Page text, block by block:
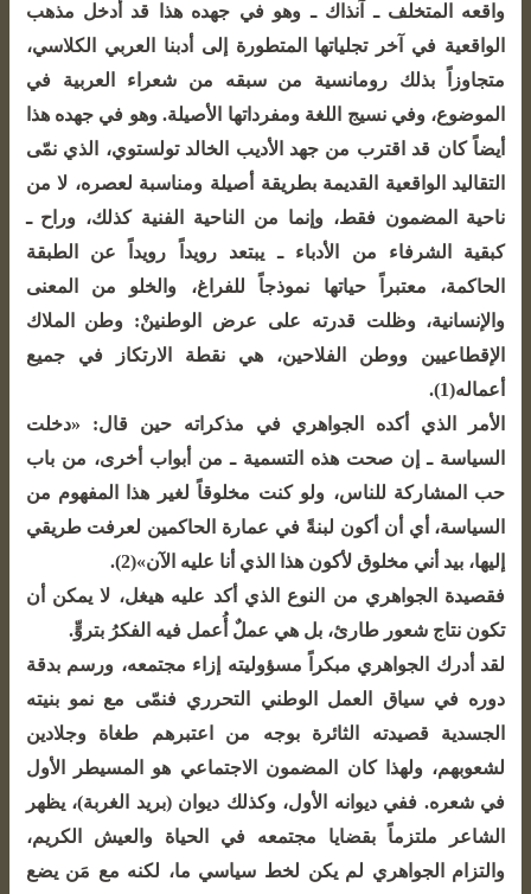
واقعه المتخلف ـ آنذاك ـ وهو في جهده هذا قد أدخل مذهب
الواقعية في آخر تجلياتها المتطورة إلى أدبنا العربي الكلاسي،
متجاوزاً بذلك رومانسية من سبقه من شعراء العربية في
الموضوع، وفي نسيج اللغة ومفرداتها الأصيلة. وهو في جهده هذا
أيضاً كان قد اقترب من جهد الأديب الخالد تولستوي، الذي نمّى
التقاليد الواقعية القديمة بطريقة أصيلة ومناسبة لعصره، لا من
ناحية المضمون فقط، وإنما من الناحية الفنية كذلك، وراح ـ
كبقية الشرفاء من الأدباء ـ يبتعد رويداً رويداً عن الطبقة
الحاكمة، معتبراً حياتها نموذجاً للفراغ، والخلو من المعنى
والإنسانية، وظلت قدرته على عرض الوطنينْ: وطن الملاك
الإقطاعيين ووطن الفلاحين، هي نقطة الارتكاز في جميع
أعماله(1).
الأمر الذي أكده الجواهري في مذكراته حين قال: «دخلت
السياسة ـ إن صحت هذه التسمية ـ من أبواب أخرى، من باب
حب المشاركة للناس، ولو كنت مخلوقاً لغير هذا المفهوم من
السياسة، أي أن أكون لبنةً في عمارة الحاكمين لعرفت طريقي
إليها، بيد أني مخلوق لأكون هذا الذي أنا عليه الآن»(2).
فقصيدة الجواهري من النوع الذي أكد عليه هيغل، لا يمكن أن
تكون نتاج شعور طارئ، بل هي عملٌ أُعمل فيه الفكرُ بتروٍّ.
لقد أدرك الجواهري مبكراً مسؤوليته إزاء مجتمعه، ورسم بدقة
دوره في سياق العمل الوطني التحرري فنمّى مع نمو بنيته
الجسدية قصيدته الثائرة بوجه من اعتبرهم طغاة وجلادين
لشعوبهم، ولهذا كان المضمون الاجتماعي هو المسيطر الأول
في شعره. ففي ديوانه الأول، وكذلك ديوان (بريد الغربة)، يظهر
الشاعر ملتزماً بقضايا مجتمعه في الحياة والعيش الكريم،
والتزام الجواهري لم يكن لخط سياسي ما، لكنه مع مَن يضع